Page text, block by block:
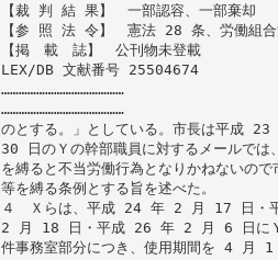
【裁 判 結 果】 一部認容、一部棄却
【参 照 法 令】 憲法 28 条、労働
【掲 載 誌】 公刊物未登載
LEX/DB 文献番号 25504674
……………………………………
……………………………………
のとする。」としている。市長は平成
30 日のＹの幹部職員に対するメールでは
を縛ると不当労働行為となりかねないので
等を縛る条例とする旨を述べた。
４ Ｘらは、平成 24 年 2 月 17 日・
2 月 18 日・平成 26 年 2 月 6 日にＹ
件事務室部分につき、使用期間を 4 月 1